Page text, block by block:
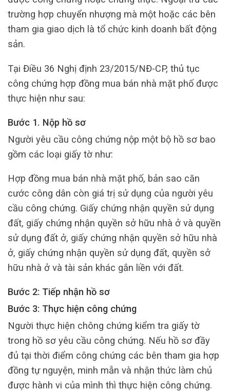
trường hợp chuyển nhượng mà một hoặc các bên
tham gia giao dịch là tổ chức kinh doanh bất động
sản.
Tại Điều 36 Nghị định 23/2015/NĐ-CP, thủ tục
công chứng hợp đồng mua bán nhà mặt phố được
thực hiện như sau:
Bước 1. Nộp hồ sơ
Người yêu cầu công chứng nộp một bộ hồ sơ bao
gồm các loại giấy tờ như:
Hợp đồng mua bán nhà mặt phố, bản sao căn
cước công dân còn giá trị sử dụng của người yêu
cầu công chứng. Giấy chứng nhận quyền sử dụng
đất, giấy chứng nhận quyền sở hữu nhà ở và quyền
sử dụng đất ở, giấy chứng nhận quyền sở hữu nhà
ở, giấy chứng nhận quyền sử dụng đất, quyền sở
hữu nhà ở và tài sản khác gắn liền với đất.
Bước 2: Tiếp nhận hồ sơ
Bước 3: Thực hiện công chứng
Người thực hiện chông chứng kiểm tra giấy tờ
trong hồ sơ yêu cầu công chứng. Nếu hồ sơ đầy
đủ tại thời điểm công chứng các bên tham gia hợp
đồng tự nguyện, minh mẫn và nhận thức làm chủ
được hành vi của mình thì thực hiện công chứng.